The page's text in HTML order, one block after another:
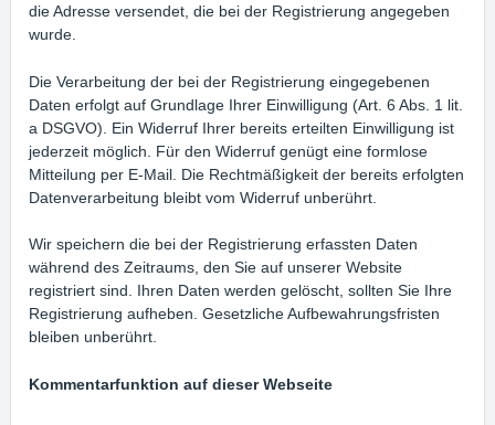
die Adresse versendet, die bei der Registrierung angegeben
wurde.
Die Verarbeitung der bei der Registrierung eingegebenen
Daten erfolgt auf Grundlage Ihrer Einwilligung (Art. 6 Abs. 1 lit.
a DSGVO). Ein Widerruf Ihrer bereits erteilten Einwilligung ist
jederzeit möglich. Für den Widerruf genügt eine formlose
Mitteilung per E-Mail. Die Rechtmäßigkeit der bereits erfolgten
Datenverarbeitung bleibt vom Widerruf unberührt.
Wir speichern die bei der Registrierung erfassten Daten
während des Zeitraums, den Sie auf unserer Website
registriert sind. Ihren Daten werden gelöscht, sollten Sie Ihre
Registrierung aufheben. Gesetzliche Aufbewahrungsfristen
bleiben unberührt.
Kommentar­funktion auf dieser Webseite